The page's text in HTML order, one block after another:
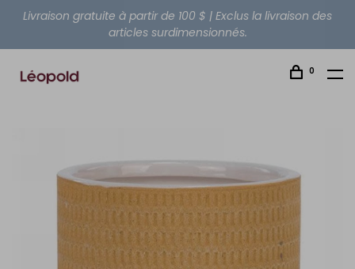
Livraison gratuite à partir de 100 $ | Exclus la livraison des
articles surdimensionnés.
0